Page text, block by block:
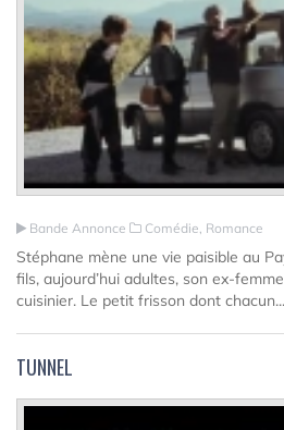
Bande Annonce Comédie, Romance
Stéphane mène une vie paisible au
fils, aujourd’hui adultes, son ex-
cuisinier. Le petit frisson dont chacun...
TUNNEL